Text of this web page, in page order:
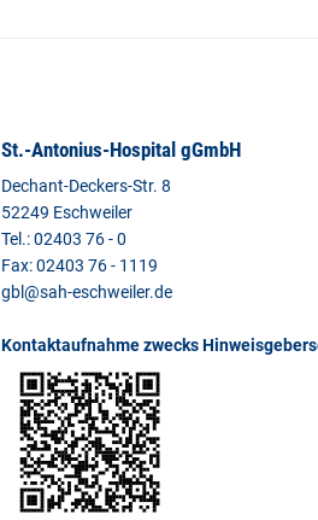
St.-Antonius-Hospital gGmbH
Dechant-Deckers-Str. 8
52249 Eschweiler
Tel.: 02403 76 - 0
Fax: 02403 76 - 1119
gbl@sah-eschweiler.de
Kontaktaufnahme zwecks